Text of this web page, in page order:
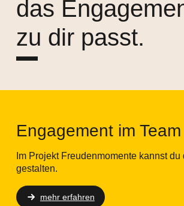
das
zu dir passt.
Engagement im Team
Im Projekt Freudenmomente kannst
gestalten.
mehr erfahren